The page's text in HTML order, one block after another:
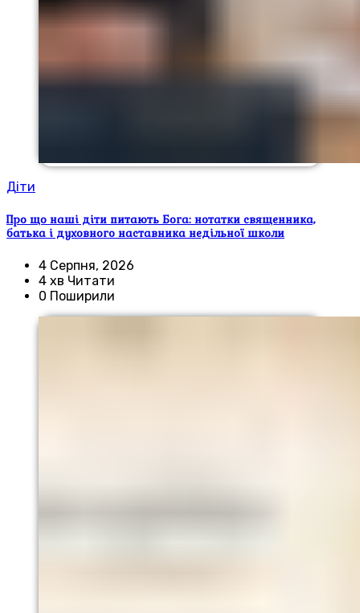
Діти
Про що наші діти питають Бога: нотатки священника,
батька і духовного наставника недільної школи
4 Серпня, 2026
4 хв Читати
0 Поширили